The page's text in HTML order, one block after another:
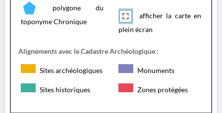
polygone du
toponyme Chronique
afficher la carte en
plein écran
Alignements avec le Cadastre Archéologique :
Sites archéologiques Monuments
Sites historiques Zones protégées